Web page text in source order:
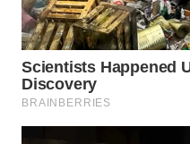
TV
WAHANANEWS
ID
WAHANANEWS